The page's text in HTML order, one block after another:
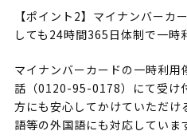
【ポイント2】マイナンバーカ
しても24時間365日体制で一時
マイナンバーカードの一時利
話（0120-95-0178）にて受け
方にも安心してかけていただけ
語等の外国語にも対応していま